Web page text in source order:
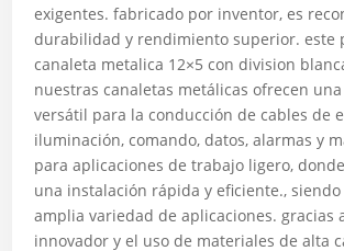
exigentes. fabricado por inventor, es
durabilidad y rendimiento superior. este
canaleta metalica 12×5 con division
nuestras canaletas metálicas ofrecen
versátil para la conducción de cables de
iluminación, comando, datos, alarmas y
para aplicaciones de trabajo ligero,
una instalación rápida y eficiente.,
amplia variedad de aplicaciones. gracias
innovador y el uso de materiales de alta